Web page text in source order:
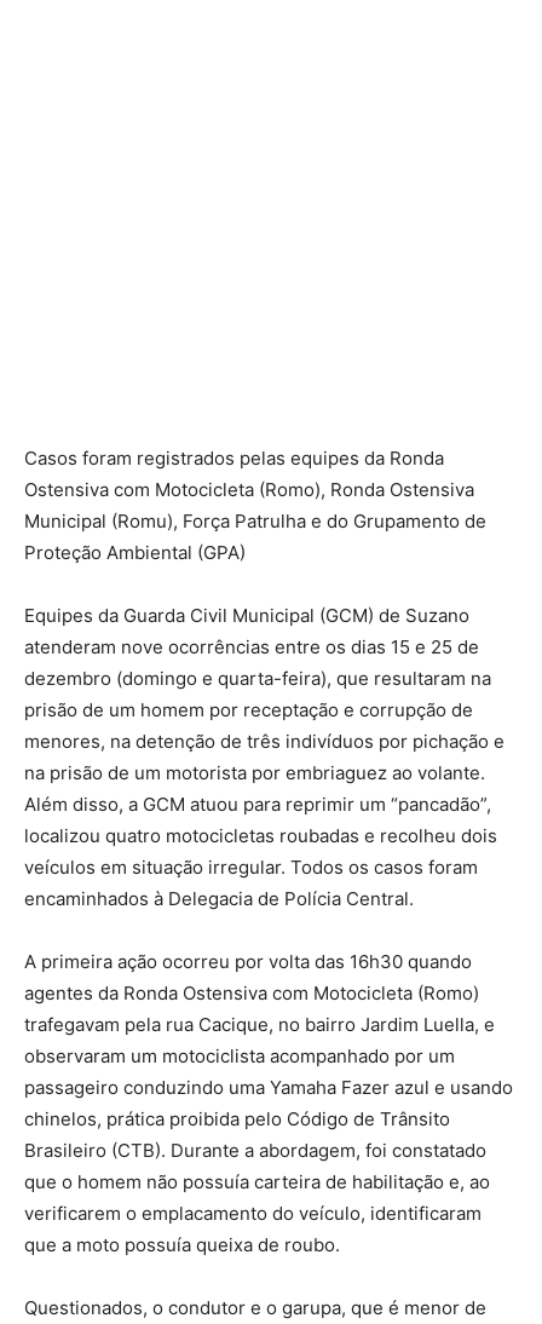
Casos foram registrados pelas equipes da Ronda
Ostensiva com Motocicleta (Romo), Ronda Ostensiva
Municipal (Romu), Força Patrulha e do Grupamento de
Proteção Ambiental (GPA)
Equipes da Guarda Civil Municipal (GCM) de Suzano
atenderam nove ocorrências entre os dias 15 e 25 de
dezembro (domingo e quarta-feira), que resultaram na
prisão de um homem por receptação e corrupção de
menores, na detenção de três indivíduos por pichação e
na prisão de um motorista por embriaguez ao volante.
Além disso, a GCM atuou para reprimir um “pancadão”,
localizou quatro motocicletas roubadas e recolheu dois
veículos em situação irregular. Todos os casos foram
encaminhados à Delegacia de Polícia Central.
A primeira ação ocorreu por volta das 16h30 quando
agentes da Ronda Ostensiva com Motocicleta (Romo)
trafegavam pela rua Cacique, no bairro Jardim Luella, e
observaram um motociclista acompanhado por um
passageiro conduzindo uma Yamaha Fazer azul e usando
chinelos, prática proibida pelo Código de Trânsito
Brasileiro (CTB). Durante a abordagem, foi constatado
que o homem não possuía carteira de habilitação e, ao
verificarem o emplacamento do veículo, identificaram
que a moto possuía queixa de roubo.
Questionados, o condutor e o garupa, que é menor de